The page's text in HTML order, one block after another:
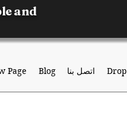
and
Page Blog اتصل بنا